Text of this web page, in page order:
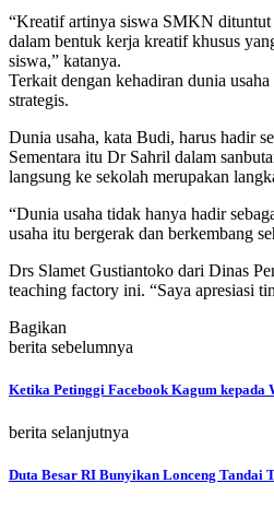
“Kreatif artinya siswa SMKN dituntut
dalam bentuk kerja kreatif khusus
siswa,” katanya.
Terkait dengan kehadiran dunia
strategis.
Dunia usaha, kata Budi, harus hadir
Sementara itu Dr Sahril dalam
langsung ke sekolah merupakan
“Dunia usaha tidak hanya hadir
usaha itu bergerak dan berkembang
Drs Slamet Gustiantoko dari Dinas
teaching factory ini. “Saya apresiasi
Bagikan
berita sebelumnya
Ketika Petinggi Facebook Kagum
berita selanjutnya
Duta Besar RI Bunyikan Lonceng Tandai